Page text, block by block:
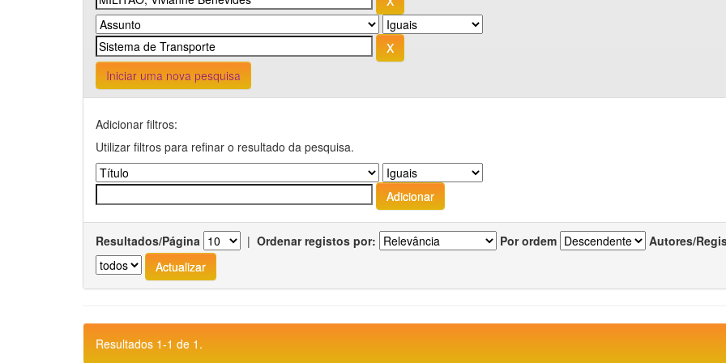
Iniciar uma nova pesquisa
Adicionar filtros:
Utilizar filtros para refinar o resultado da pesquisa.
Resultados/Página | Ordenar registos por: Por ordem Autores/
Resultados 1-1 de 1.